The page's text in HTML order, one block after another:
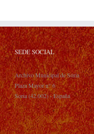
SEDE SOCIAL
Archivo Municipal de Soria
Plaza Mayor n° 6
Soria (42.002) - España